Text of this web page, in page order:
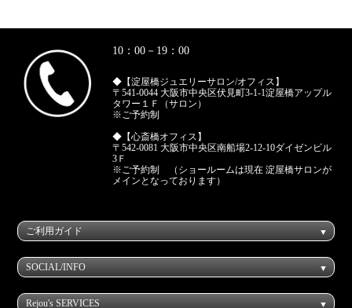
10：00－19：00
◆【淀屋橋ジュエリーサロン/オフィス】
〒541-0044 大阪市中央区伏見町3-1-1淀屋橋アップル
タワー１Ｆ（サロン）
※ご予約制
◆【心斎橋オフィス】
〒542-0081 大阪市中央区南船場2-12-10ダイゼンビル
3Ｆ
※ご予約制 （ショールームは現在 淀屋橋サロンが
メインとなっております）
ご利用ガイド
SOCIAL/INFO
Rejou's SERVICES